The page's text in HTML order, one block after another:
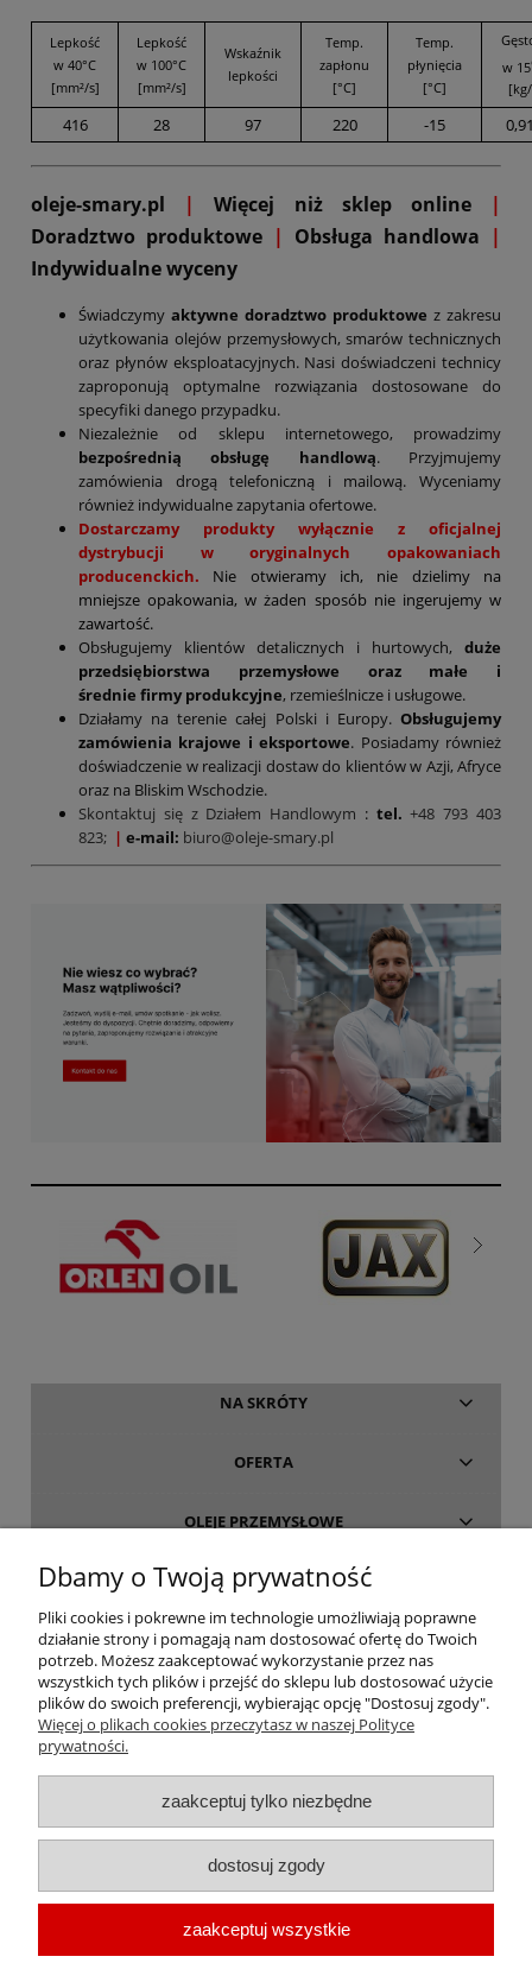
Lepkość
w 40°C
[mm²/s]
Lepkość
w 100°C
[mm²/s]
Wskaźnik
lepkości
Temp.
zapłonu
[°C]
Temp.
płynięcia
[°C]
w 15
416 28 97 220 -15
oleje-smary.pl | Więcej niż sklep online
|
Doradztwo produktowe | Obsługa handlowa |
Indywidualne wyceny
Świadczymy aktywne doradztwo produktowe z zakresu
użytkowania olejów przemysłowych, smarów technicznych
oraz płynów eksploatacyjnych. Nasi doświadczeni technicy
zaproponują optymalne rozwiązania dostosowane do
specyfiki danego przypadku.
Niezależnie od sklepu internetowego, prowadzimy
bezpośrednią obsługę handlową. Przyjmujemy
zamówienia drogą telefoniczną i mailową. Wyceniamy
również indywidualne zapytania ofertowe.
Dostarczamy produkty wyłącznie z oficjalnej
dystrybucji w oryginalnych opakowaniach
producenckich. Nie otwieramy ich, nie dzielimy na
mniejsze opakowania, w żaden sposób nie ingerujemy w
zawartość.
Obsługujemy klientów detalicznych i hurtowych, duże
przedsiębiorstwa przemysłowe oraz małe i
średnie firmy produkcyjne, rzemieślnicze i usługowe.
Działamy na terenie całej Polski i Europy. Obsługujemy
zamówienia krajowe i eksportowe. Posiadamy również
doświadczenie w realizacji dostaw do klientów w Azji, Afryce
oraz na Bliskim Wschodzie.
Skontaktuj się z Działem Handlowym : tel.+48 793 403
823; | e-mail: biuro@oleje-smary.pl
NA SKRÓTY
OFERTA
OLEJE PRZEMYSŁOWE
INFORMACJE
O FIRMIE
| Platforma zakupowa środków smarnych firmy ALVESTA |
Oleje przemysłowe | Smary dla przemysłu spożywczego | Olej do sprężarek
prowadnic | Smar Fuchs | Smar Shell | Oleje Eni AGIP | Smar JAX
Dbamy o Twoją prywatność
Pliki cookies i pokrewne im technologie umożliwiają poprawne
działanie strony i pomagają nam dostosować ofertę do Twoich
potrzeb. Możesz zaakceptować wykorzystanie przez nas
wszystkich tych plików i przejść do sklepu lub dostosować użycie
plików do swoich preferencji, wybierając opcję "Dostosuj zgody".
Więcej o plikach cookies przeczytasz w naszej Polityce
prywatności.
zaakceptuj tylko niezbędne
dostosuj zgody
zaakceptuj wszystkie